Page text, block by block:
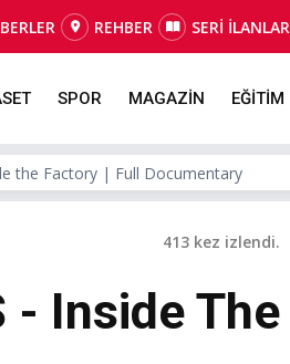
REHBER SERİ İLANLAR
SPOR MAGAZİN EĞİTİM
the Factory | Full Documentary
413 kez izlendi.
- Inside The